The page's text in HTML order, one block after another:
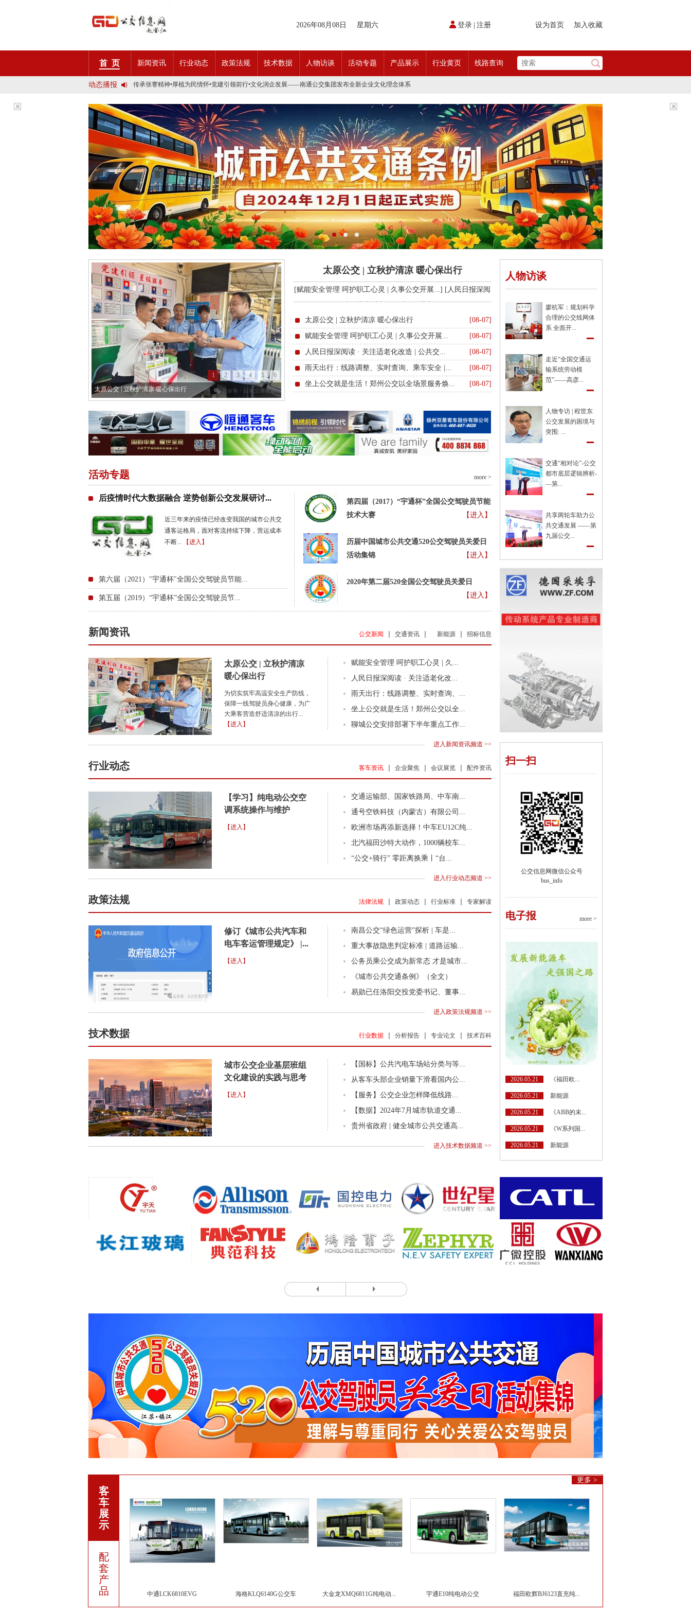
2026年08月08日 星期六 登录 注册 设为首页 加入收藏
首 页 新闻资讯 行业动态 政策法规 技术数据 人物访谈 活动专题 产品展示 行业黄页 线路查询
动态播报
石河子市公交公司荣获全国五一劳动奖状
宜昌公交春节滨江观光定制巴士18日开行！
传承张謇精神•厚植为民情怀•党建引领前行•文化润企发展——南通公交集团发布全新企业文化理念体系
岁月为鉴人民为证，百年北京公交实现历史性跨越！
今日生效！新《安全生产法》处罚条款对照
交通运输部、科学技术部发布关于科技创新驱动加快建设交通强国的意见
2025市民出行新方案 | 久事公交开通首条需求响应式定制班线
第九届公交都市发展论坛 (深圳)邀请函
石河子市公交公司荣获全国五一劳动奖状
宜昌公交春节滨江观光定制巴士18日开行！
传承张謇精神•厚植为民情怀•党建引领前行•文化润企发展——南通公交集团发布全新企业文化理念体系
创新 实践 沟通 | 聚焦「智慧公交」目标 助推公交转型发展——沪苏城市公交企业经验交流会在通顺利召开
岁月为鉴人民为证，百年北京公交实现历史性跨越！
今日生效！新《安全生产法》处罚条款对照
交通运输部、科学技术部发布关于科技创新驱动加快建设交通强国的意见
太原公交 | 立秋护清凉 暖心保出行
1 2 3 4 5 6
太原公交 | 立秋护清凉 暖心保出行
[赋能安全管理 呵护职工心灵 | 久事公交开展...] [人民日报深阅
读 · 关注适老化改造 | 公共交...]
[08-07]
太原公交 | 立秋护清凉 暖心保出行
[08-07]
赋能安全管理 呵护职工心灵 | 久事公交开展...
[08-07]
人民日报深阅读 · 关注适老化改造 | 公共交...
[08-07]
雨天出行：线路调整、实时查询、乘车安全 |...
[08-07]
坐上公交就是生活！郑州公交以全场景服务焕...
活动专题 more >
后疫情时代大数据融合 逆势创新公交发展研讨...
近三年来的疫情已经改变我国的城市公共交
通客运格局，面对客流持续下降，营运成本
不断...
【进入】
第六届（2021）"宇通杯"全国公交驾驶员节能...
第五届（2019）“宇通杯”全国公交驾驶员节...
第四届（2017）“宇通杯”全国公交驾驶员节能
技术大赛
【进入】
历届中国城市公共交通520公交驾驶员关爱日
活动集锦
【进入】
2020年第二届520全国公交驾驶员关爱日
【进入】
新闻资讯 公交新闻 交通资讯 新能源 招标信息
太原公交 | 立秋护清凉
暖心保出行
为切实筑牢高温安全生产防线，
保障一线驾驶员身心健康，为广
大乘客营造舒适清凉的出行...
【进入】
赋能安全管理 呵护职工心灵 | 久...
人民日报深阅读 · 关注适老化改...
雨天出行：线路调整、实时查询、...
坐上公交就是生活！郑州公交以全...
聊城公交安排部署下半年重点工作...
进入新闻资讯频道 >>
行业动态 客车资讯 企业聚焦 会议展览 配件资讯
【学习】纯电动公交空
调系统操作与维护
【进入】
交通运输部、国家铁路局、中车南...
通号空铁科技（内蒙古）有限公司...
欧洲市场再添新选择！中车EU12C纯...
北汽福田沙特大动作，1000辆校车...
“公交+骑行” 零距离换乘丨“台...
进入行业动态频道 >>
政策法规 法律法规 政策动态 行业标准 专家解读
修订《城市公共汽车和
电车客运管理规定》 |...
【进入】
南昌公交“绿色运营”探析 | 车是...
重大事故隐患判定标准 | 道路运输...
公务员乘公交成为新常态 才是城市...
《城市公共交通条例》（全文）
易勋已任洛阳交投党委书记、董事...
进入政策法规频道 >>
技术数据 行业数据 分析报告 专业论文 技术百科
城市公交企业基层班组
文化建设的实践与思考
【进入】
【国标】公共汽电车场站分类与等...
从客车头部企业销量下滑看国内公...
​【服务】公交企业怎样降低线路...
​【数据】2024年7月城市轨道交通...
贵州省政府 | 健全城市公共交通高...
进入技术数据频道 >>
人物访谈
廖杭军：规划科学
合理的公交线网体
系 全面开...
走近“全国交通运
输系统劳动模
范”——高彦...
人物专访 | 程世东
公交发展的困境与
突围: ...
交通“相对论”-公交
都市底层逻辑辨析-
—第...
共享两轮车助力公
共交通发展 ——第
九届公交...
扫一扫
公交信息网微信公众号
bus_info
电子报 more >
2026.05.21 《福田欧...
2026.05.21 新能源
2026.05.21 《ABB的未...
2026.05.21 《W系列国...
2026.05.21 新能源
客
车
展
示
配
套
产
品
更多 >
中通LCK6810EVG 海格KLQ6140G公交车 大金龙XMQ6811G纯电动... 宇通E10纯电动公交 福田欧辉BJ6123直充纯...